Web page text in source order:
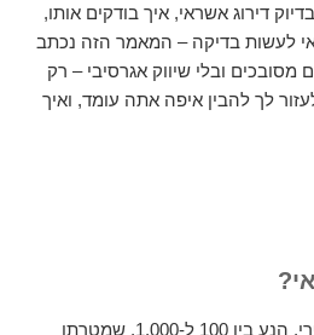
דירוג אשראי, איך בודקים אותו,
לעשות בדיקה – המאמר הזה נכתב
מסובכים ובלי שיווק אגרסיבי – רק
לך להבין איפה אתה עומד, ואיך
דירוג אשראי הוא ציון מספרי, הנע בין 100 ל-1,000, שמטרתו